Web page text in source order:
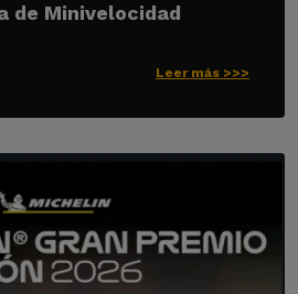
de Minivelocidad
Leer más >>>